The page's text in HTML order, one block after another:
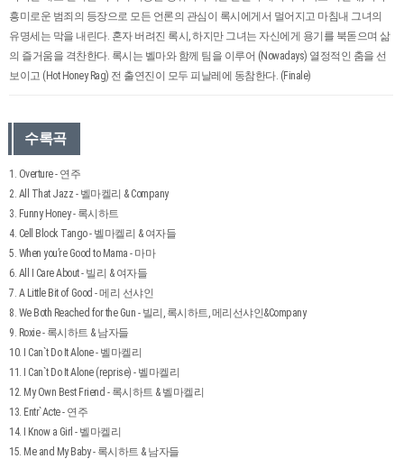
흥미로운 범죄의 등장으로 모든 언론의 관심이 록시에게서 멀어지고 마침내 그녀의
유명세는 막을 내린다. 혼자 버려진 록시, 하지만 그녀는 자신에게 용기를 북돋으며 삶
의 즐거움을 격찬한다. 록시는 벨마와 함께 팀을 이루어 (Nowadays) 열정적인 춤을 선
보이고 (Hot Honey Rag) 전 출연진이 모두 피날레에 동참한다. (Finale)
수록곡
1. Overture - 연주
2. All That Jazz - 벨마켈리 & Company
3. Funny Honey - 록시하트
4. Cell Block Tango - 벨마켈리 & 여자들
5. When you’re Good to Mama - 마마
6. All I Care About - 빌리 & 여자들
7. A Little Bit of Good - 메리 선샤인
8. We Both Reached for the Gun - 빌리, 록시하트, 메리선샤인&Company
9. Roxie - 록시하트 & 남자들
10. I Can`t Do It Alone - 벨마켈리
11. I Can`t Do It Alone (reprise) - 벨마켈리
12. My Own Best Friend - 록시하트 & 벨마켈리
13. Entr`Acte - 연주
14. I Know a Girl - 벨마켈리
15. Me and My Baby - 록시하트 & 남자들